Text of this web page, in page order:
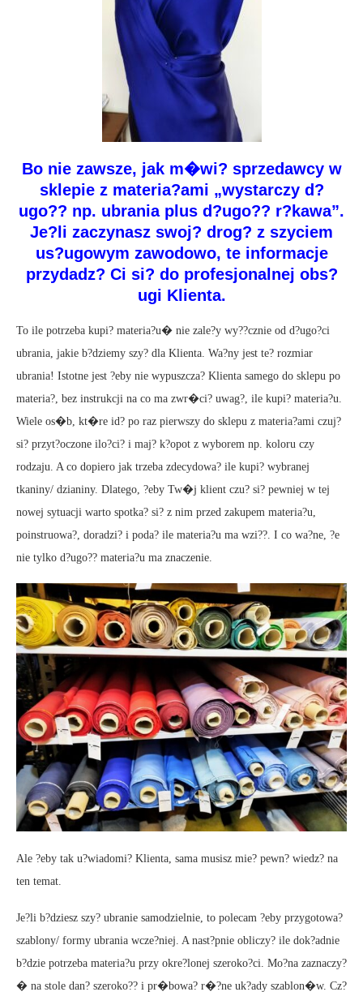
Bo nie zawsze, jak m�wi? sprzedawcy w
sklepie z materia?ami „wystarczy d?
ugo?? np. ubrania plus d?ugo?? r?kawa”.
Je?li zaczynasz swoj? drog? z szyciem
us?ugowym zawodowo, te informacje
przydadz? Ci si? do profesjonalnej obs?
ugi Klienta.
To ile potrzeba kupi? materia?u� nie zale?y wy??cznie od d?ugo?ci
ubrania, jakie b?dziemy szy? dla Klienta. Wa?ny jest te? rozmiar
ubrania! Istotne jest ?eby nie wypuszcza? Klienta samego do sklepu po
materia?, bez instrukcji na co ma zwr�ci? uwag?, ile kupi? materia?u.
Wiele os�b, kt�re id? po raz pierwszy do sklepu z materia?ami czuj?
si? przyt?oczone ilo?ci? i maj? k?opot z wyborem np. koloru czy
rodzaju. A co dopiero jak trzeba zdecydowa? ile kupi? wybranej
tkaniny/ dzianiny. Dlatego, ?eby Tw�j klient czu? si? pewniej w tej
nowej sytuacji warto spotka? si? z nim przed zakupem materia?u,
poinstruowa?, doradzi? i poda? ile materia?u ma wzi??. I co wa?ne, ?e
nie tylko d?ugo?? materia?u ma znaczenie.
Ale ?eby tak u?wiadomi? Klienta, sama musisz mie? pewn? wiedz? na
ten temat.
Je?li b?dziesz szy? ubranie samodzielnie, to polecam ?eby przygotowa?
szablony/ formy ubrania wcze?niej. A nast?pnie obliczy? ile dok?adnie
b?dzie potrzeba materia?u przy okre?lonej szeroko?ci. Mo?na zaznaczy?
� na stole dan? szeroko?? i pr�bowa? r�?ne uk?ady szablon�w. Cz?